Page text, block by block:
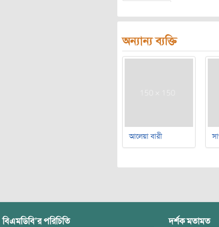
অন্যান্য ব্যক্তি
আলেয়া বারী
বিএমডিবি’র পরিচিতি দর্শক মতামত